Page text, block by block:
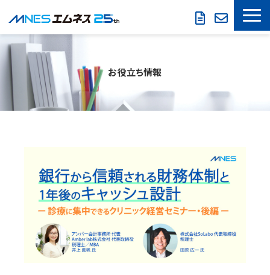
製品・サービス
導入事例
会社概要
お役立ち情報